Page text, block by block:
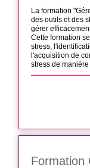
La formation
des outils et des
gérer
Cette formation
stress,
l'acquisition de
stress de
Formation